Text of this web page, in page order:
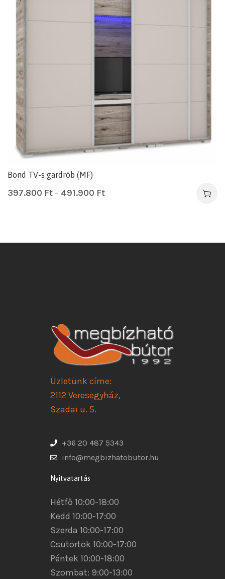
Bond TV-s gardrób (MF)
397.800 Ft – 491.900 Ft
Üzletünk címe:
2112 Veresegyház,
Szadai u. 5.
+36 20 487 5343
info@megbizhatobutor.hu
Nyitvatartás
Hétfő 10:00-18:00
Kedd 10:00-17:00
Szerda 10:00-17:00
Csütörtök 10:00-17:00
Péntek 10:00-18:00
Szombat: 9:00-13:00